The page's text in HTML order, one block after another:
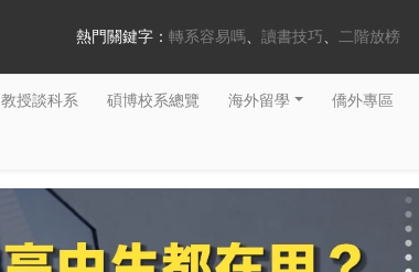
熱門關鍵字： 轉系容易嗎 讀書技巧 二階放榜
教授談科系 碩博校系總覽 海外留學 僑外專區